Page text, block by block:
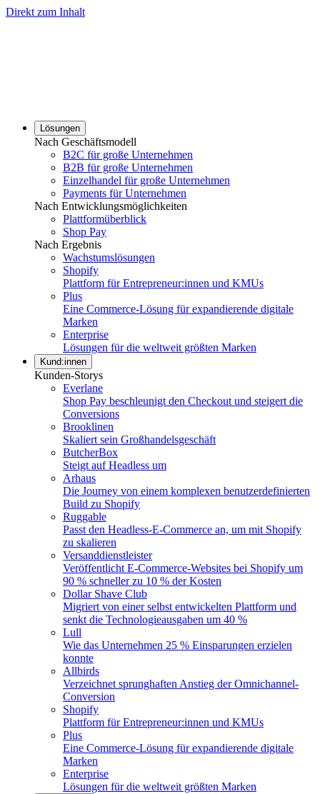
Direkt zum Inhalt
Lösungen
Nach Geschäftsmodell
B2C für große Unternehmen
B2B für große Unternehmen
Einzelhandel für große Unternehmen
Payments für Unternehmen
Nach Entwicklungsmöglichkeiten
Plattformüberblick
Shop Pay
Nach Ergebnis
Wachstumslösungen
Shopify
Plattform für Entrepreneur:innen und KMUs
Plus
Eine Commerce-Lösung für expandierende digitale
Marken
Enterprise
Lösungen für die weltweit größten Marken
Kund:innen
Kunden-Storys
Everlane
Shop Pay beschleunigt den Checkout und steigert die
Conversions
Brooklinen
Skaliert sein Großhandelsgeschäft
ButcherBox
Steigt auf Headless um
Arhaus
Die Journey von einem komplexen benutzerdefinierten
Build zu Shopify
Ruggable
Passt den Headless-E-Commerce an, um mit Shopify
zu skalieren
Versanddienstleister
Veröffentlicht E-Commerce-Websites bei Shopify um
90 % schneller zu 10 % der Kosten
Dollar Shave Club
Migriert von einer selbst entwickelten Plattform und
senkt die Technologieausgaben um 40 %
Lull
Wie das Unternehmen 25 % Einsparungen erzielen
konnte
Allbirds
Verzeichnet sprunghaften Anstieg der Omnichannel-
Conversion
Shopify
Plattform für Entrepreneur:innen und KMUs
Plus
Eine Commerce-Lösung für expandierende digitale
Marken
Enterprise
Lösungen für die weltweit größten Marken